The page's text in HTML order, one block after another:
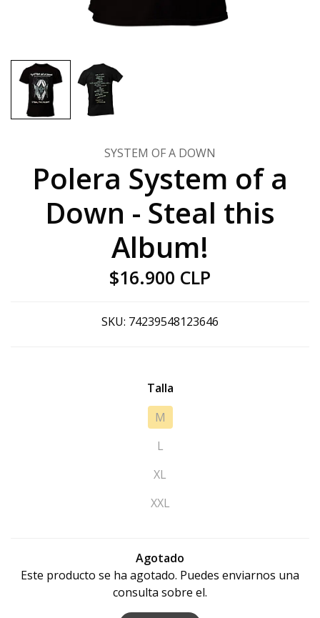
SYSTEM OF A DOWN
Polera System of a
Down - Steal this
Album!
$16.900 CLP
SKU: 74239548123646
Talla
M
L
XL
XXL
Agotado
Este producto se ha agotado. Puedes enviarnos una
consulta sobre el.